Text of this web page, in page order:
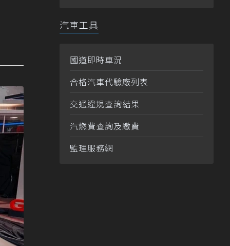
汽車工具
國道即時車況
合格汽車代驗廠列表
交通違規查詢結果
汽燃費查詢及繳費
監理服務網